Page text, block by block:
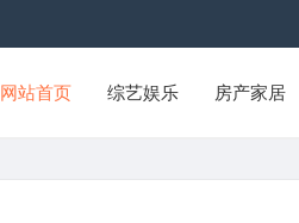
网站首页 综艺娱乐 房产家居